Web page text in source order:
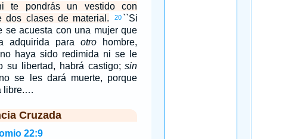
te pondrás un vestido con
dos clases de material.
20 ``Si
se acuesta con una mujer que
adquirida paraotro hombre,
haya sido redimida ni se le
su libertad, habrá castigo;sin
se les dará muerte, porque
libre.…
Cruzada
22:9